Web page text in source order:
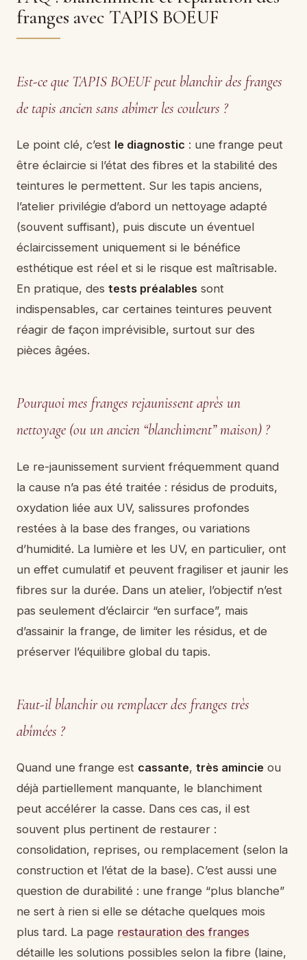
franges avec TAPIS BOEUF
Est-ce que TAPIS BOEUF peut blanchir des franges
de tapis ancien sans abîmer les couleurs ?
Le point clé, c’est le diagnostic : une frange peut
être éclaircie si l’état des fibres et la stabilité des
teintures le permettent. Sur les tapis anciens,
l’atelier privilégie d’abord un nettoyage adapté
(souvent suffisant), puis discute un éventuel
éclaircissement uniquement si le bénéfice
esthétique est réel et si le risque est maîtrisable.
En pratique, des tests préalables sont
indispensables, car certaines teintures peuvent
réagir de façon imprévisible, surtout sur des
pièces âgées.
Pourquoi mes franges rejaunissent après un
nettoyage (ou un ancien “blanchiment” maison) ?
Le re-jaunissement survient fréquemment quand
la cause n’a pas été traitée : résidus de produits,
oxydation liée aux UV, salissures profondes
restées à la base des franges, ou variations
d’humidité. La lumière et les UV, en particulier, ont
un effet cumulatif et peuvent fragiliser et jaunir les
fibres sur la durée. Dans un atelier, l’objectif n’est
pas seulement d’éclaircir “en surface”, mais
d’assainir la frange, de limiter les résidus, et de
préserver l’équilibre global du tapis.
Faut-il blanchir ou remplacer des franges très
abîmées ?
Quand une frange est cassante, très amincie ou
déjà partiellement manquante, le blanchiment
peut accélérer la casse. Dans ces cas, il est
souvent plus pertinent de restaurer :
consolidation, reprises, ou remplacement (selon la
construction et l’état de la base). C’est aussi une
question de durabilité : une frange “plus blanche”
ne sert à rien si elle se détache quelques mois
plus tard. La page restauration des franges
détaille les solutions possibles selon la fibre (laine,